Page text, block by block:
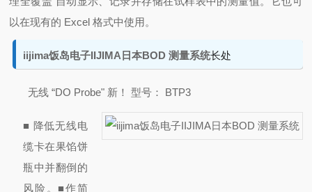
以在现有的 Excel 格式中使用。
iijima饭岛电子IIJIMA日本BOD 测量系统长处
无线 “DO Probe" 新！ 型号： BTP3
■ 降低无线电
缆卡在果馅饼
瓶中并翻倒的
风险。 ■作简